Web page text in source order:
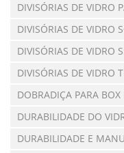
DIVISÓRIAS DE VIDRO
DIVISÓRIAS DE VIDRO
DIVISÓRIAS DE VIDRO
DIVISÓRIAS DE VIDRO
DOBRADIÇA PARA BOX
DURABILIDADE DO
DURABILIDADE E